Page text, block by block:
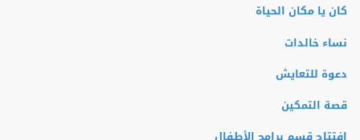
كان يا مكان الحياة
نساء خالدات
دعوة للتعايش
قصة التمكين